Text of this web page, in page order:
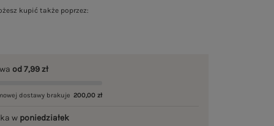
kupić także poprzez:
od 7,99 zł
dostawy brakuje 200,00 zł
w poniedziałek